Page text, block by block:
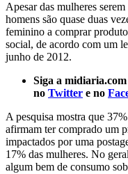
Apesar das mulheres
homens são quase duas
feminino a comprar
social, de acordo com um
junho de 2012.
Siga a
no Twitter e no
A pesquisa mostra que
afirmam ter comprado um
impactados por uma
17% das mulheres. No
algum bem de consumo